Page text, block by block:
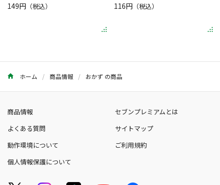
149円 （税込） 116円（税込）
ホーム 商品情報 おかず の商品
商品情報
セブンプレミアムとは
よくある質問
サイトマップ
動作環境について
ご利用規約
個人情報保護について